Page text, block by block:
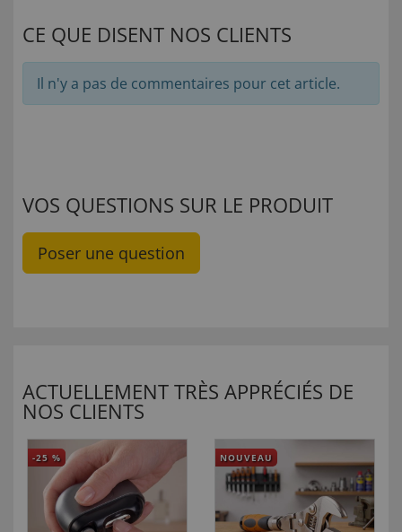
CE QUE DISENT NOS CLIENTS
Il n'y a pas de commentaires pour cet article.
VOS QUESTIONS SUR LE PRODUIT
Poser une question
ACTUELLEMENT TRÈS APPRÉCIÉS DE
NOS CLIENTS
-25 % NOUVEAU